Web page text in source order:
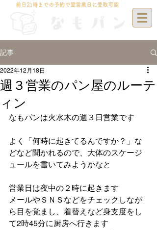
前日21時までの予約で翌営業日に受取可能
記事
週３営業のパン屋のルーテ
ィン
2022年12月18日
なもパンは火水木の週３日営業です
よく「何時に起きてるんですか？」な
どなど聞かれるので、大体のスケージ
ュールを書いてみようかなと
営業日は夜中の２時に起きます
メールやＳＮＳなどをチェックしなが
ら目を覚まし、着替えなど身支度をし
て2時45分に厨房へ行きます